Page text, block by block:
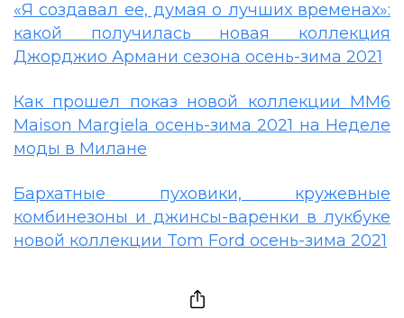
«Я создавал ее, думая о лучших временах»:
какой получилась новая коллекция
Джорджио Армани сезона осень-зима 2021
Как прошел показ новой коллекции MM6
Maison Margiela осень-зима 2021 на Неделе
моды в Милане
Бархатные пуховики, кружевные
комбинезоны и джинсы-варенки в лукбуке
новой коллекции Tom Ford осень-зима 2021